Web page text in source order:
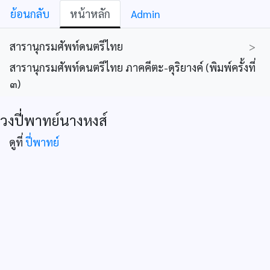
ย้อนกลับ หน้าหลัก Admin
สารานุกรมศัพท์ดนตรีไทย
>
สารานุกรมศัพท์ดนตรีไทย ภาคคีตะ-ดุริยางค์ (พิมพ์ครั้งที่
๓)
วงปี่พาทย์นางหงส์
ดูที่ ปี่พาทย์